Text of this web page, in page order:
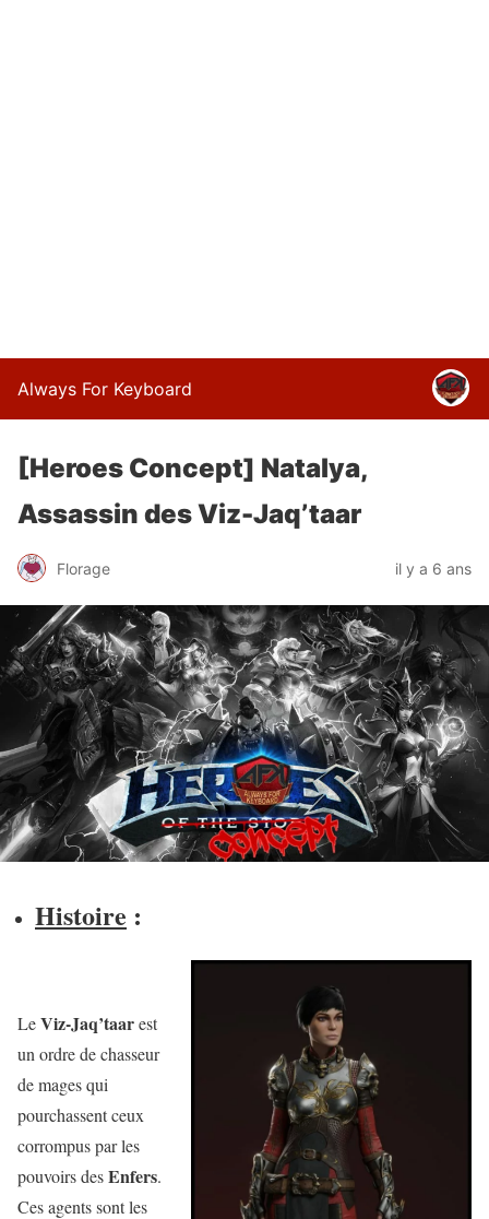
Always For Keyboard
[Heroes Concept] Natalya,
Assassin des Viz-Jaq’taar
Florage il y a 6 ans
Histoire :
LeViz-Jaq’taarest
un ordre de chasseur
de mages qui
pourchassent ceux
corrompus par les
pouvoirs desEnfers.
Ces agents sont les